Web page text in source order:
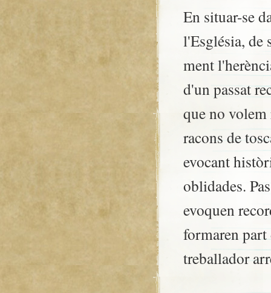
En situar-se
l'Església, de
ment
d'un passat
que no volem
racons de
evocant
oblidades.
evoquen
formaren
treballador